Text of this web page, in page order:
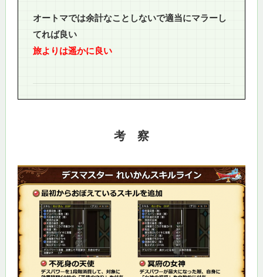
オートマでは余計なことしないで適当にマラーし
てれば良い
旅よりは遥かに良い
考 察